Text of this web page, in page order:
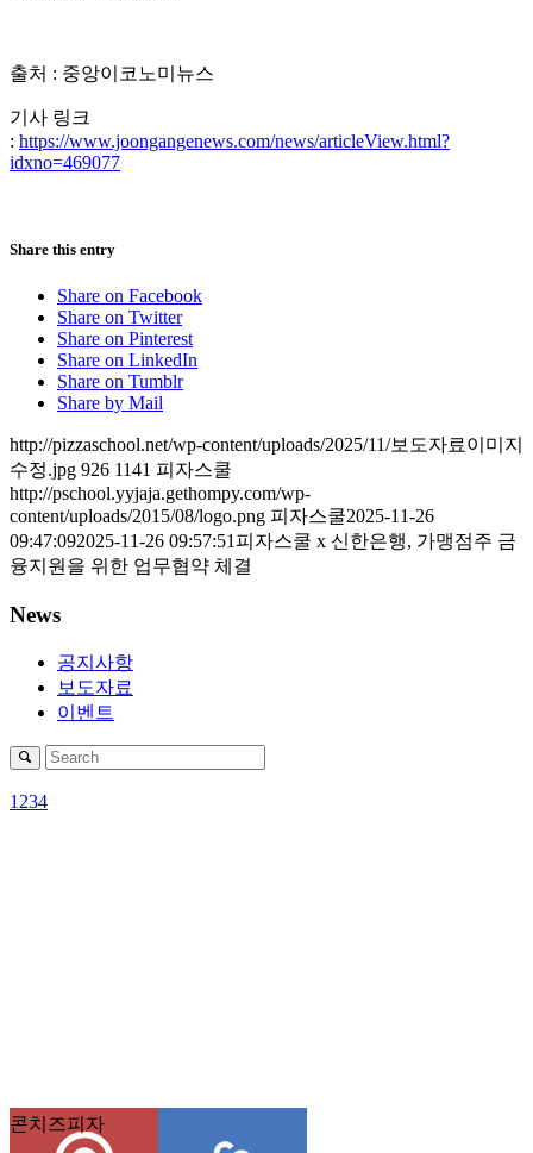
출처 : 중앙이코노미뉴스
기사 링크
: https://www.joongangenews.com/news/articleView.html?
idxno=469077
Share this entry
Share on Facebook
Share on Twitter
Share on Pinterest
Share on LinkedIn
Share on Tumblr
Share by Mail
http://pizzaschool.net/wp-content/uploads/2025/11/보도자료이미지
수정.jpg 926 1141 피자스쿨
http://pschool.yyjaja.gethompy.com/wp-
content/uploads/2015/08/logo.png 피자스쿨2025-11-26
09:47:092025-11-26 09:57:51 피자스쿨 x 신한은행, 가맹점주 금
융지원을 위한 업무협약 체결
News
공지사항
보도자료
이벤트
1 234
콘치즈피자